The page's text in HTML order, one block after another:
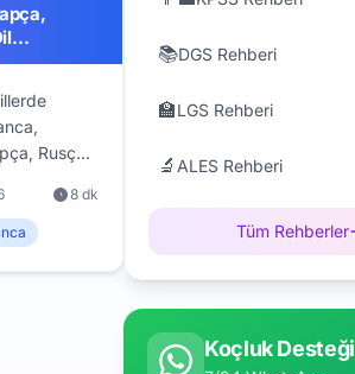
Rusça
kaynak
dil
8 dk
📚DGS Rehberi
🏫LGS Rehberi
🔬 ALES Rehberi
Tüm Rehberler
Koçluk Desteği